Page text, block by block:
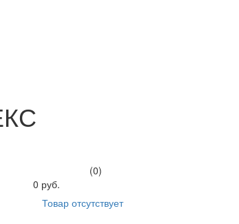
(0)
0 руб.
Товар отсутствует